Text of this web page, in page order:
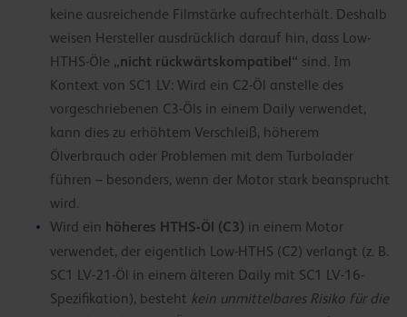
keine ausreichende Filmstärke aufrechterhält. Deshalb
weisen Hersteller ausdrücklich darauf hin, dass Low-
HTHS-Öle „nicht rückwärtskompatibel“ sind. Im
Kontext von SC1 LV: Wird ein C2-Öl anstelle des
vorgeschriebenen C3-Öls in einem Daily verwendet,
kann dies zu erhöhtem Verschleiß, höherem
Ölverbrauch oder Problemen mit dem Turbolader
führen – besonders, wenn der Motor stark beansprucht
wird.
Wird ein höheres HTHS-Öl (C3) in einem Motor
verwendet, der eigentlich Low-HTHS (C2) verlangt (z. B.
SC1 LV-21-Öl in einem älteren Daily mit SC1 LV-16-
Spezifikation), besteht kein unmittelbares Risiko für die